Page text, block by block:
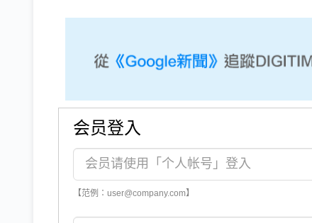
会员登入
【范例：user@company.com】